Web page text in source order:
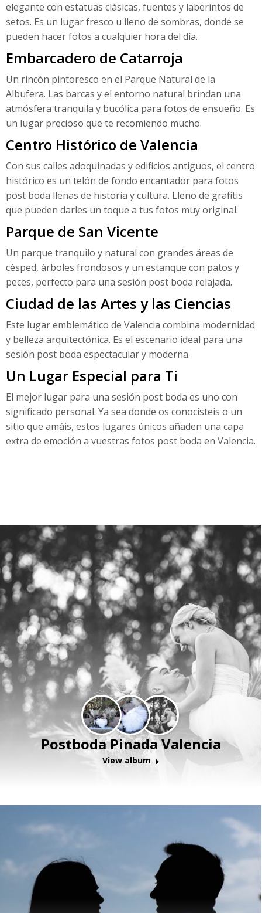
elegante con estatuas clásicas, fuentes y laberintos de
setos. Es un lugar fresco u lleno de sombras, donde se
pueden hacer fotos a cualquier hora del día.
Embarcadero de Catarroja
Un rincón pintoresco en el Parque Natural de la
Albufera. Las barcas y el entorno natural brindan una
atmósfera tranquila y bucólica para fotos de ensueño. Es
un lugar precioso que te recomiendo mucho.
Centro Histórico de Valencia
Con sus calles adoquinadas y edificios antiguos, el centro
histórico es un telón de fondo encantador para fotos
post boda llenas de historia y cultura. Lleno de grafitis
que pueden darles un toque a tus fotos muy original.
Parque de San Vicente
Un parque tranquilo y natural con grandes áreas de
césped, árboles frondosos y un estanque con patos y
peces, perfecto para una sesión post boda relajada.
Ciudad de las Artes y las Ciencias
Este lugar emblemático de Valencia combina modernidad
y belleza arquitectónica. Es el escenario ideal para una
sesión post boda espectacular y moderna.
Un Lugar Especial para Ti
El mejor lugar para una sesión post boda es uno con
significado personal. Ya sea donde os conocisteis o un
sitio que amáis, estos lugares únicos añaden una capa
extra de emoción a vuestras fotos post boda en Valencia.
Postboda Pinada Valencia
View album